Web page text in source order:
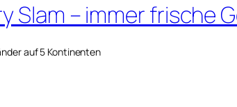
Slam – immer frische
auf 5 Kontinenten